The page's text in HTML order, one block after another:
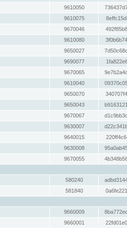
9610050
9610075
9670046
9610080
9650027
9690077
9670065
9610040
9650070
9650043
9670067
9630007
9640015
9630008
9670055
580240
581840
9660009
9660001